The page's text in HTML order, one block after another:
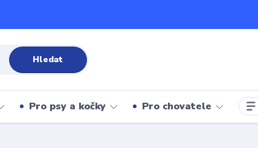
Hledat
Pro psy a kočky Pro chovatele